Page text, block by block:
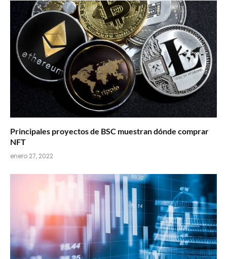
Principales proyectos de BSC muestran dónde comprar
NFT
enero 27, 2022